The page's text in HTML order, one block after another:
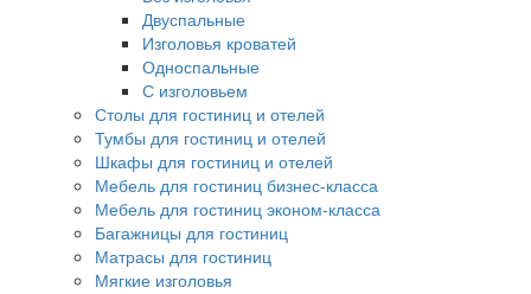
Двуспальные
Изголовья кроватей
Односпальные
С изголовьем
Столы для гостиниц и отелей
Тумбы для гостиниц и отелей
Шкафы для гостиниц и отелей
Мебель для гостиниц бизнес-класса
Мебель для гостиниц эконом-класса
Багажницы для гостиниц
Матрасы для гостиниц
Мягкие изголовья